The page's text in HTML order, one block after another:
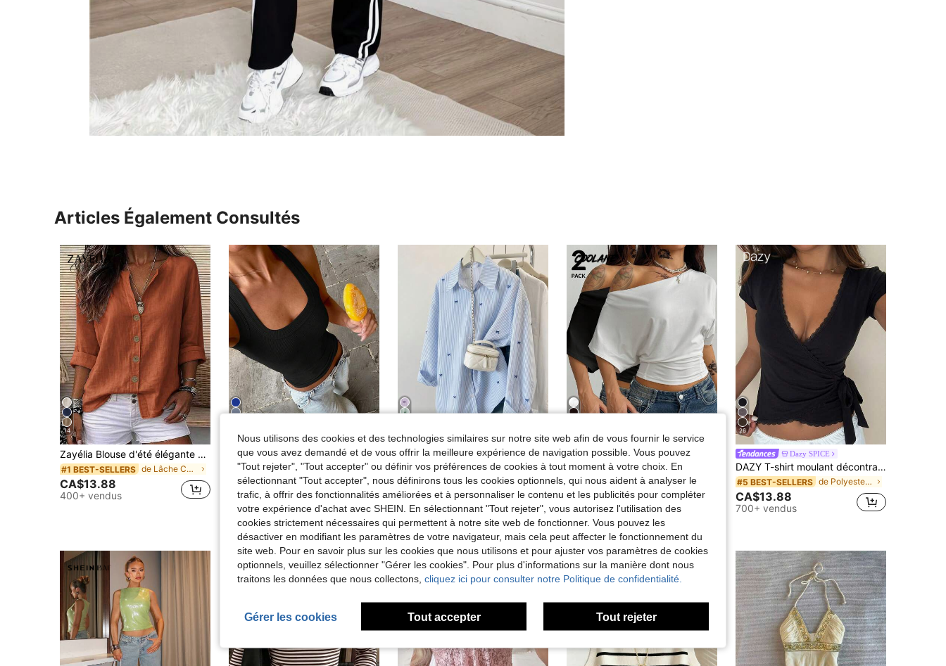
Articles Également Consultés
14
Zayélia Blouse d'été élégante et simple en tissu lisse pour femme, chemise de travail
#1 BEST-SELLERS de Lâche Chemisiers pour femmes
CA$13.88
400+ vendus
Floreya
Débardeur à col carré Floreya pour femmes, top court sans manches coupe slim décontracté, polyvalent pour l'été, l'automne & le printemps, noir, esthétique Clean Girl
(1000+)
CA$10.58
900+ vendus
Estimé
Chemise à rayures et blocs de couleurs avec boutons devant pour femmes, tenue décontractée de printemps, chic & élégante
#3 BEST-SELLERS de Polyester Chemisiers pour femmes
CA$17.78
800+ vendus
Coolane
CA$17.88
600+ vendus
26
Dazy SPICE
DAZY T-shirt moulant décontracté pour femmes avec taille cintrée, empiècement contrasté et bordure en dentelle, style resort & street, printemps & été Y2K vacances
#5 BEST-SELLERS de Polyester T-shirts du jour
CA$13.88
700+ vendus
Nous utilisons des cookies et des technologies similaires sur notre site web afin de vous fournir le service
que vous avez demandé et de vous offrir la meilleure expérience de navigation possible. Vous pouvez
"Tout rejeter", "Tout accepter" ou définir vos préférences de cookies à tout moment à votre choix. En
sélectionnant "Tout accepter", nous définirons tous les cookies optionnels, qui nous aident à analyser le
trafic, à offrir des fonctionnalités améliorées et à personnaliser le contenu et les publicités pour compléter
votre expérience d'achat avec SHEIN. En sélectionnant "Tout rejeter", vous autorisez l'utilisation des
cookies strictement nécessaires qui permettent à notre site web de fonctionner. Vous pouvez les
désactiver en modifiant les paramètres de votre navigateur, mais cela peut affecter le fonctionnement du
site web. Pour en savoir plus sur les cookies que nous utilisons et pour ajuster vos paramètres de cookies
optionnels, veuillez sélectionner "Gérer les cookies". Pour plus d'informations sur la manière dont nous
traitons les données que nous collectons, cliquez ici pour consulter notre Politique de confidentialité.
Gérer les cookies Tout accepter Tout rejeter